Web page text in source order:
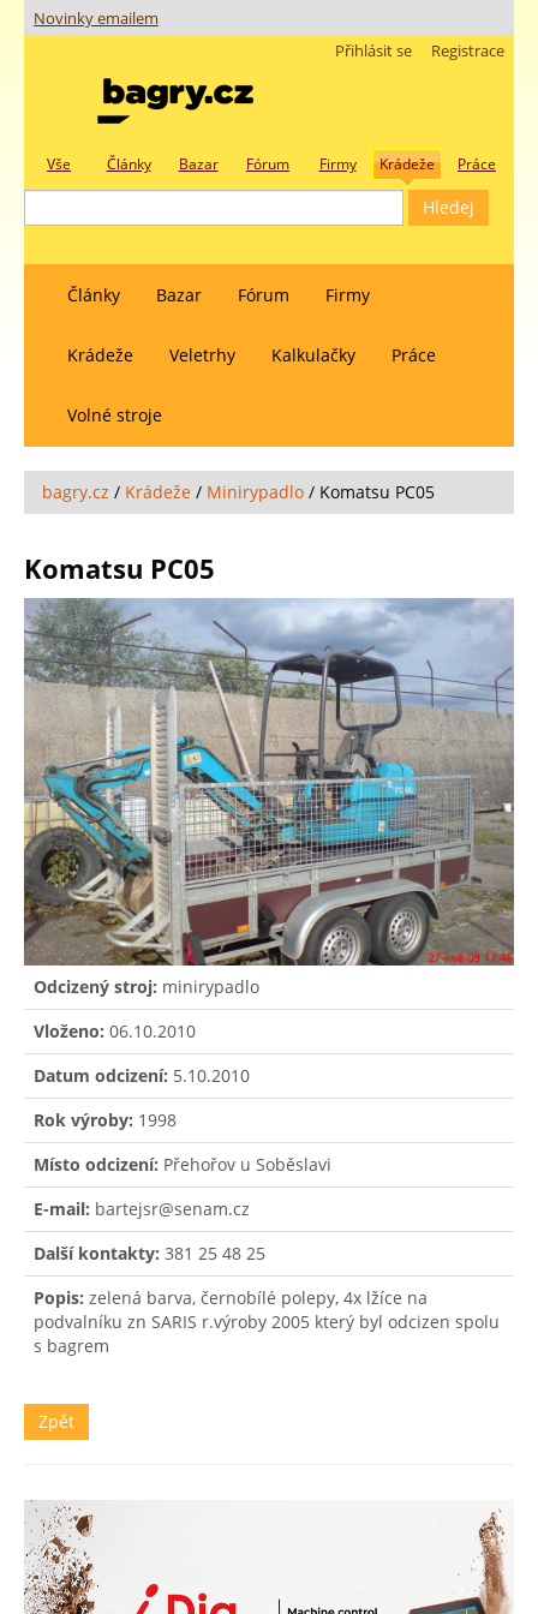
Novinky emailem
Registrace
Přihlásit se
Vše Články Bazar Fórum Firmy Krádeže Práce
Články Bazar Fórum Firmy
Krádeže Veletrhy Kalkulačky Práce
Volné stroje
bagry.cz / Krádeže / Minirypadlo / Komatsu PC05
Komatsu PC05
Odcizený stroj: minirypadlo
Vloženo: 06.10.2010
Datum odcizení: 5.10.2010
Rok výroby: 1998
Místo odcizení: Přehořov u Soběslavi
E-mail: bartejsr@senam.cz
Další kontakty: 381 25 48 25
Popis: zelená barva, černobílé polepy, 4x lžíce na
podvalníku zn SARIS r.výroby 2005 který byl odcizen spolu
s bagrem
Zpět